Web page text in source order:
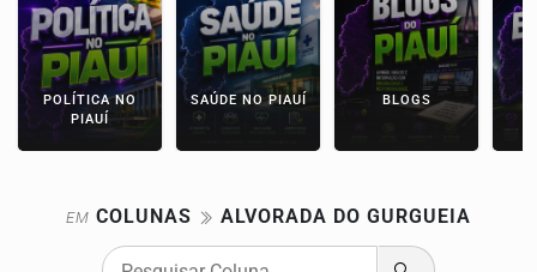
POLÍTICA NO
PIAUÍ
SAÚDE NO PIAUÍ BLOGS
EM COLUNAS ALVORADA DO GURGUEIA